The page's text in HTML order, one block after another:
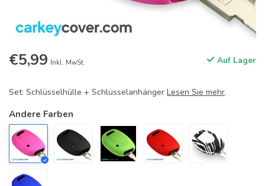
€5,99 Inkl. MwSt. Auf Lager
Set: Schlüsselhülle + Schlüsselanhänger Lesen Sie mehr.
Andere Farben